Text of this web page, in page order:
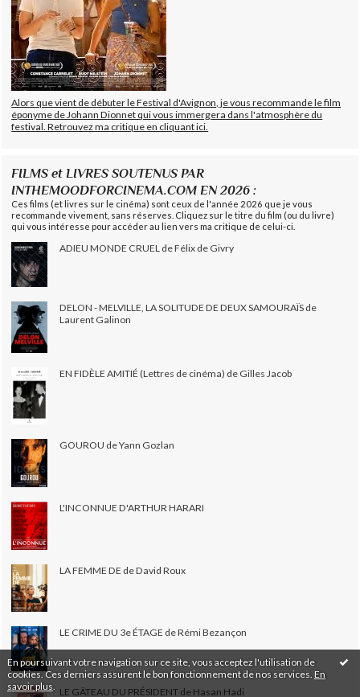
En poursuivant votre navigation sur ce site, vous acceptez l'utilisation de
cookies. Ces derniers assurent le bon fonctionnement de nos services. En
savoir plus
Alors que vient de débuter le Festival d'Avignon, je vous recommande le film
éponyme de Johann Dionnet qui vous immergera dans l'atmosphère du
festival. Retrouvez ma critique en cliquant ici.
FILMS et LIVRES SOUTENUS PAR
INTHEMOODFORCINEMA.COM EN 2026 :
Ces films (et livres sur le cinéma) sont ceux de l'année 2026 que je vous
recommande vivement, sans réserves. Cliquez sur le titre du film (ou du livre)
qui vous intéresse pour accéder au lien vers ma critique de celui-ci.
ADIEU MONDE CRUEL de Félix de Givry
DELON - MELVILLE, LA SOLITUDE DE DEUX SAMOURAÏS de
Laurent Galinon
EN FIDÈLE AMITIÉ (Lettres de cinéma) de Gilles Jacob
GOUROU de Yann Gozlan
L'INCONNUE D'ARTHUR HARARI
LA FEMME DE de David Roux
LE CRIME DU 3e ÉTAGE de Rémi Bezançon
LE GÂTEAU DU PRÉSIDENT de Hasan Hadi